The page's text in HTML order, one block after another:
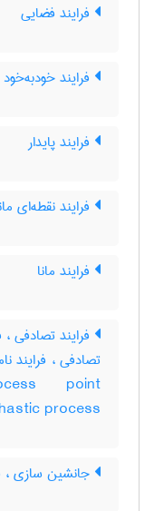
فرایند فضایی
فرایند
فرایند پایدار
فرایند نقطه‌ای
فرایند مانا
فرایند تصادفی ،
تصادفی ، فرایند
point
process
جانشین سازی ،